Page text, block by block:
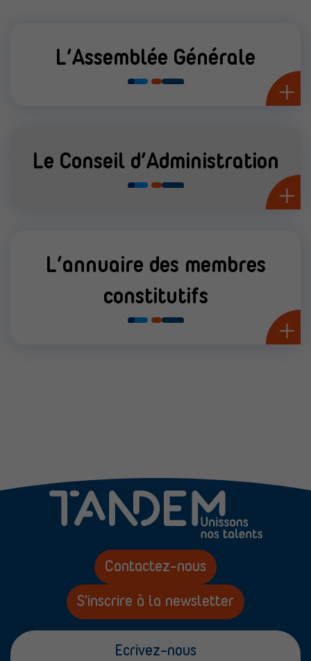
L’Assemblée Générale
Le Conseil d’Administration
L’annuaire des membres
constitutifs
Contactez-nous
S'inscrire à la newsletter
Ecrivez-nous